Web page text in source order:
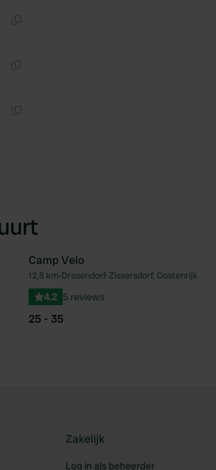
Favoriet
Camp Velo
12,8 km•Drosendorf-Zissersdorf, Oostenrijk
4.2 5 reviews
25 - 35
Zakelijk
Log in als beheerder